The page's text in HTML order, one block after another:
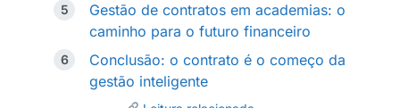
Gestão de contratos em academias: o
caminho para o futuro financeiro
Conclusão: o contrato é o começo da
gestão inteligente